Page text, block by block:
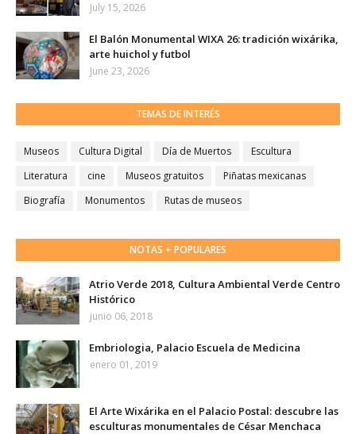
July 15, 2026
El Balón Monumental WIXA 26: tradición wixárika,
arte huichol y futbol
June 23, 2026
TEMAS DE INTERÉS
Museos Cultura Digital Día de Muertos
Escultura
Literatura
cine Museos gratuitos
Piñatas mexicanas
Biografía
Monumentos Rutas de museos
NOTAS + POPULARES
Atrio Verde 2018, Cultura Ambiental Verde Centro
Histórico
junio 06, 2018
Embriologia, Palacio Escuela de Medicina
enero 01, 2019
El Arte Wixárika en el Palacio Postal: descubre las
esculturas monumentales de César Menchaca